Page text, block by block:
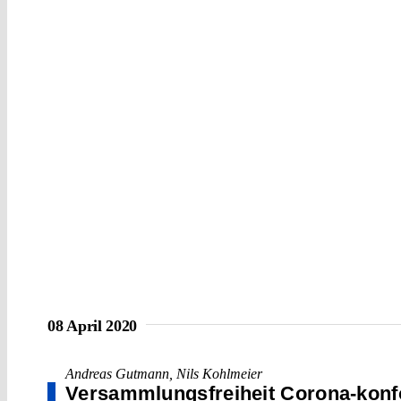
08 April 2020
Andreas Gutmann Nils Kohlmeier
Versammlungsfreiheit Corona-